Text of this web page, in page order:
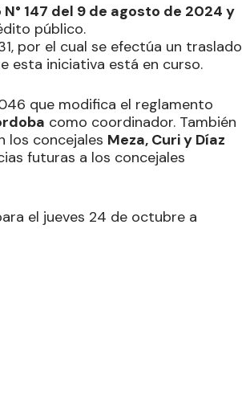
147 del 9 de agosto de 2024 y
público.
por el cual se efectúa un traslado
esta iniciativa está en curso.
que modifica el reglamento
como coordinador. También
los concejales Meza, Curi y Díaz
futuras a los concejales
el jueves 24 de octubre a